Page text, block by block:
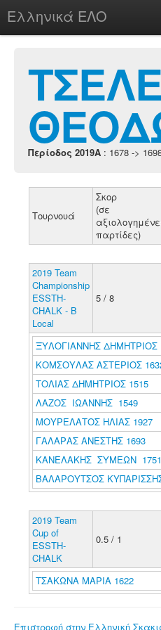
Ελληνικά ΕΛΟ
chesstu.be @ discord
Login
Περίοδος 2019A : 1678 ->
Τουρνουά
Σκορ
(σε
παρτίδες)
2019 Team
Championship
ESSTH-
CHALK - B
Local
5 / 8
ΞΥΛΟΓΙΑΝΝΗΣ ΔΗΜΗΤΡΙΟΣ
ΚΟΜΣΟΥΛΑΣ ΑΣΤΕΡΙΟΣ
ΤΟΛΙΑΣ ΔΗΜΗΤΡΙΟΣ 1515
ΛΑΖΟΣ ΙΩΑΝΝΗΣ 1549
ΜΟΥΡΕΛΑΤΟΣ ΗΛΙΑΣ 1927
ΓΑΛΑΡΑΣ ΑΝΕΣΤΗΣ 1693
ΚΑΝΕΛΑΚΗΣ ΣΥΜΕΩΝ 1751
ΒΑΛΑΡΟΥΤΣΟΣ
2019 Team
Cup of
ESSTH-
CHALK
0.5 / 1
ΤΣΑΚΩΝΑ ΜΑΡΙΑ 1622
Επιστροφή στην Ελληνική